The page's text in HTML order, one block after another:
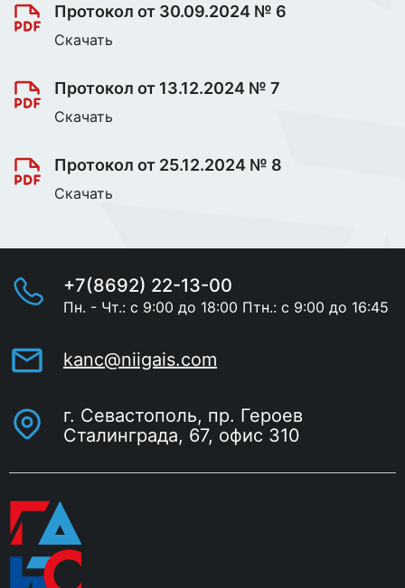
Протокол от 30.09.2024 № 6
Скачать
Протокол от 13.12.2024 № 7
Скачать
Протокол от 25.12.2024 № 8
Скачать
+7(8692) 22-13-00
Пн. - Чт.: с 9:00 до 18:00 Птн.: с 9:00 до 16:45
kanc@niigais.com
г. Севастополь, пр. Героев
Сталинграда, 67, офис 310